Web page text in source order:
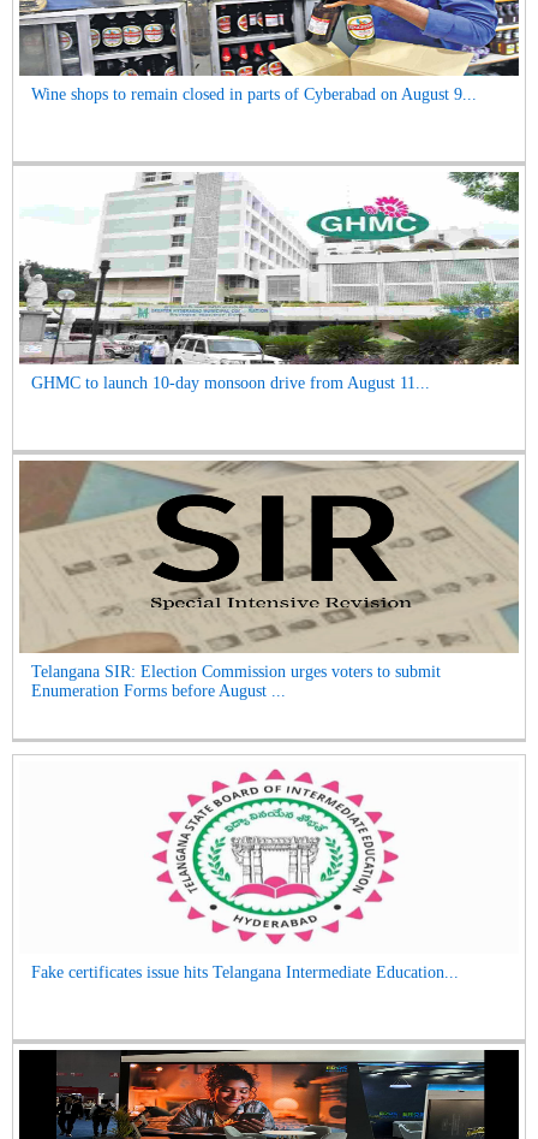
Wine shops to remain closed in parts of Cyberabad on August 9...
GHMC to launch 10-day monsoon drive from August 11...
Telangana SIR: Election Commission urges voters to submit
Enumeration Forms before August ...
Fake certificates issue hits Telangana Intermediate Education...